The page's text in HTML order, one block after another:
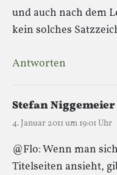
und auch nach dem
kein solches
Antworten
Stefan Niggemeier
4. Januar 2011 um 19:01 Uhr
@Flo: Wenn man
Titelseiten ansieht,